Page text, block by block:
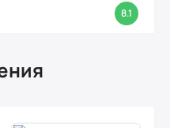
8.1